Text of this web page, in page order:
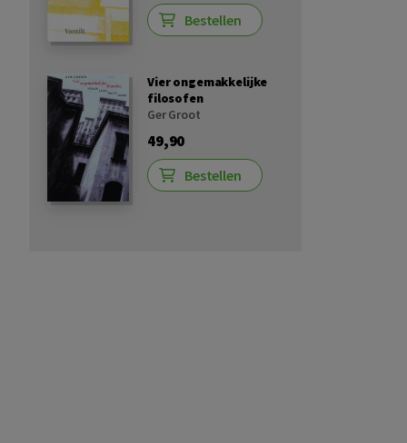
Bestellen
Vier ongemakkelijke
filosofen
Ger Groot
49,90
Bestellen